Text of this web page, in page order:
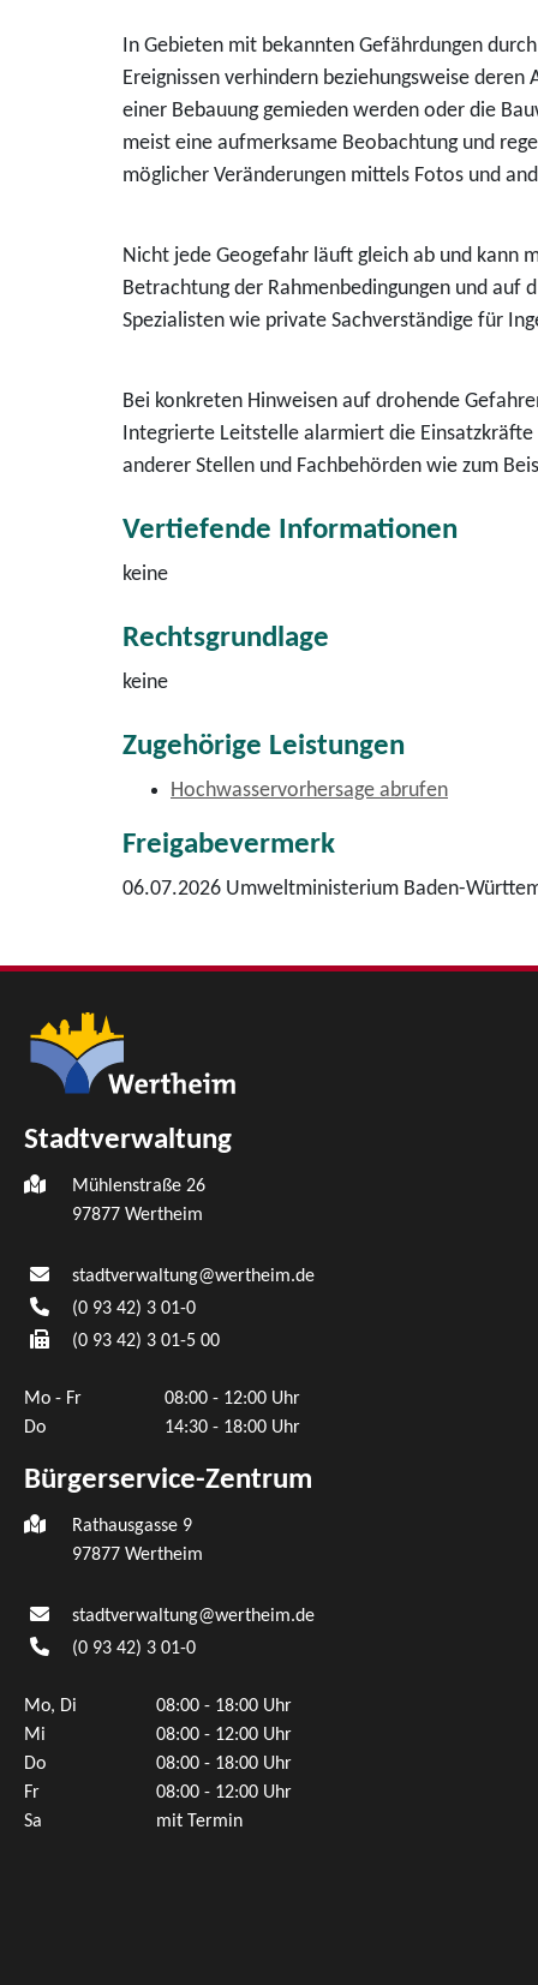
In Gebieten mit bekannten Gefährdungen
Ereignissen verhindern beziehungsweise
einer Bebauung gemieden werden oder die
meist eine aufmerksame Beobachtung und
möglicher Veränderungen mittels Fotos und
Nicht jede Geogefahr läuft gleich ab und kann
Betrachtung der Rahmenbedingungen und auf
Spezialisten wie private Sachverständige für
Bei konkreten Hinweisen auf drohende
Integrierte Leitstelle alarmiert die
anderer Stellen und Fachbehörden wie zum
Vertiefende Informationen
keine
Rechtsgrundlage
keine
Zugehörige Leistungen
Hochwasservorhersage abrufen
Freigabevermerk
06.07.2026 Umweltministerium Baden-
Stadtverwaltung
Mühlenstraße 26
97877 Wertheim
stadtverwaltung@wertheim.de
(0 93 42) 3 01-0
(0 93 42) 3 01-5 00
Mo - Fr
08:00 - 12:00 Uhr
Do
14:30 - 18:00 Uhr
Bürgerservice-Zentrum
Rathausgasse 9
97877 Wertheim
stadtverwaltung@wertheim.de
(0 93 42) 3 01-0
Mo, Di
08:00 - 18:00 Uhr
Mi
08:00 - 12:00 Uhr
Do
08:00 - 18:00 Uhr
Fr
08:00 - 12:00 Uhr
Sa
mit Termin